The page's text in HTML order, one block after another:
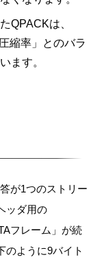
QPACKは、
縮率」とのバラ
ます。
が1つのストリー
ッダ用の
フレーム」が続
のように9バイト